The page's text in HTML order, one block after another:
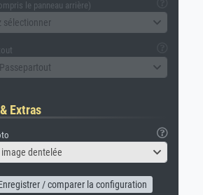
le panneau arrière)
sélectionner
Extras
dentelée
/ comparer la configuration